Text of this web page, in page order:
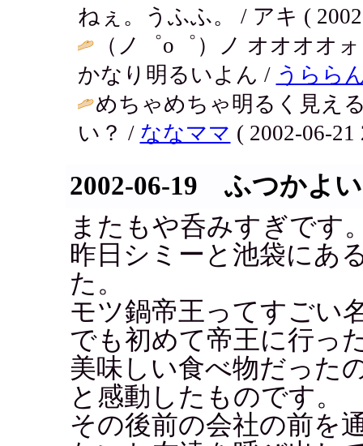
ねぇ。うふふ。 / アキ (
（ノ゜ο゜）ノ オオオオ
かなり明るいよん / うらら
めちゃめちゃ明るく見え
い？ / ななママ ( 2002-06-21
2002-06-19 ふつかよい
またもや呑みすぎです
昨日シミーと池袋にあ
た。
モツ鍋帝王ってすごい
でも初めて帝王に行っ
美味しい食べ物だった
と感動したものです。
その後前の会社の前を